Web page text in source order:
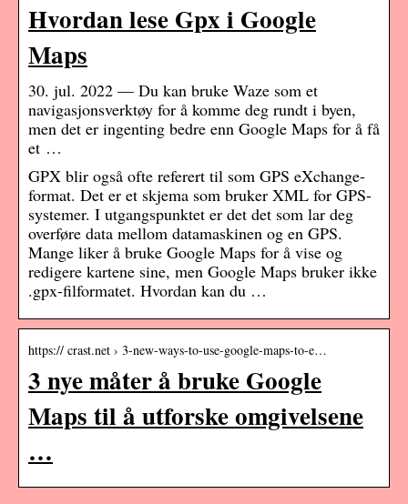
Hvordan lese Gpx i Google
Maps
30. jul. 2022 — Du kan bruke Waze som et
navigasjonsverktøy for å komme deg rundt i byen,
men det er ingenting bedre enn Google Maps for å få
et …
GPX blir også ofte referert til som GPS eXchange-
format. Det er et skjema som bruker XML for GPS-
systemer. I utgangspunktet er det det som lar deg
overføre data mellom datamaskinen og en GPS.
Mange liker å bruke Google Maps for å vise og
redigere kartene sine, men Google Maps bruker ikke
.gpx-filformatet. Hvordan kan du …
https:// crast.net › 3-new-ways-to-use-google-maps-to-e…
3 nye måter å bruke Google
Maps til å utforske omgivelsene
…